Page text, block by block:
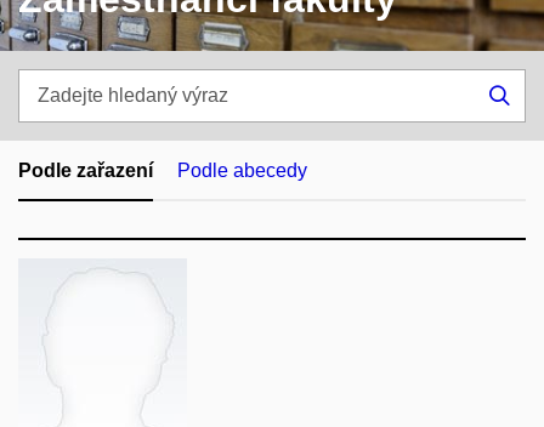
hledaný
výraz
Podle zařazení Podle abecedy